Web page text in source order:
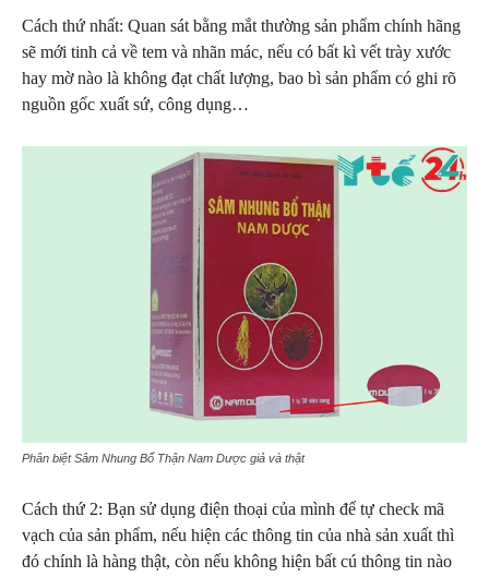
Cách thứ nhất: Quan sát bằng mắt thường sản phẩm chính hãng
sẽ mới tinh cả về tem và nhãn mác, nếu có bất kì vết trày xước
hay mờ nào là không đạt chất lượng, bao bì sản phẩm có ghi rõ
nguồn gốc xuất sứ, công dụng…
Phân biệt Sâm Nhung Bổ Thận Nam Dược giả và thật
Cách thứ 2: Bạn sử dụng điện thoại của mình để tự check mã
vạch của sản phẩm, nếu hiện các thông tin của nhà sản xuất thì
đó chính là hàng thật, còn nếu không hiện bất cú thông tin nào